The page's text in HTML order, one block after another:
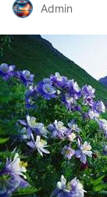
Admin